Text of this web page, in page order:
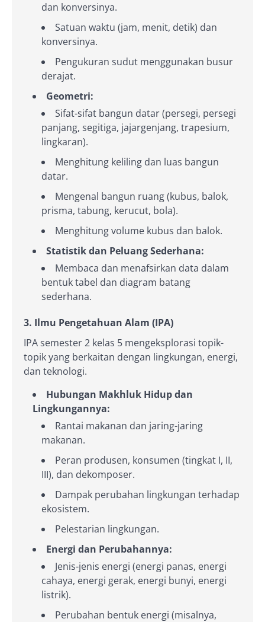
dan konversinya.
Satuan waktu (jam, menit, detik) dan
konversinya.
Pengukuran sudut menggunakan busur
derajat.
Geometri:
Sifat-sifat bangun datar (persegi, persegi
panjang, segitiga, jajargenjang, trapesium,
lingkaran).
Menghitung keliling dan luas bangun
datar.
Mengenal bangun ruang (kubus, balok,
prisma, tabung, kerucut, bola).
Menghitung volume kubus dan balok.
Statistik dan Peluang Sederhana:
Membaca dan menafsirkan data dalam
bentuk tabel dan diagram batang
sederhana.
3. Ilmu Pengetahuan Alam (IPA)
IPA semester 2 kelas 5 mengeksplorasi topik-
topik yang berkaitan dengan lingkungan, energi,
dan teknologi.
Hubungan Makhluk Hidup dan
Lingkungannya:
Rantai makanan dan jaring-jaring
makanan.
Peran produsen, konsumen (tingkat I, II,
III), dan dekomposer.
Dampak perubahan lingkungan terhadap
ekosistem.
Pelestarian lingkungan.
Energi dan Perubahannya:
Jenis-jenis energi (energi panas, energi
cahaya, energi gerak, energi bunyi, energi
listrik).
Perubahan bentuk energi (misalnya,